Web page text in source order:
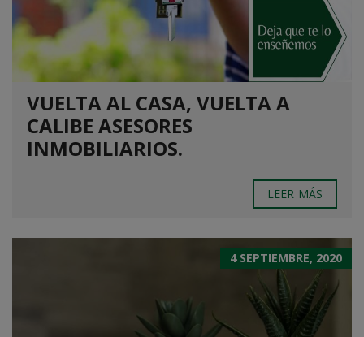
VUELTA AL CASA, VUELTA A
CALIBE ASESORES
INMOBILIARIOS.
LEER MÁS
4 SEPTIEMBRE, 2020